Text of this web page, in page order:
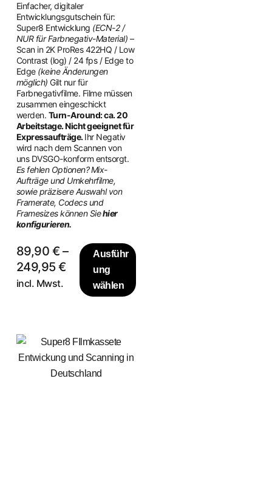
Einfacher, digitaler
Entwicklungsgutschein für:
Super8 Entwicklung (ECN-2 /
NUR für Farbnegativ-Material) –
Scan in 2K ProRes 422HQ / Low
Contrast (log) / 24 fps / Edge to
Edge (keine Änderungen
möglich) Gilt nur für
Farbnegativfilme. Filme müssen
zusammen eingeschickt
werden. Turn-Around: ca. 20
Arbeitstage. Nicht geeignet für
Expressaufträge. Ihr Negativ
wird nach dem Scannen von
uns DVSGO-konform entsorgt.
Es fehlen Optionen?Mix-
Aufträge und Umkehrfilme,
sowie präzisere Auswahl von
Framerate, Codecs und
Framesizes können Siehier
konfigurieren.
89,90 € –
249,95€
incl. Mwst.
Ausführ
ung
wählen